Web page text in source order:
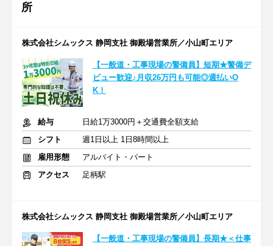
所
株式会社シムックス 静岡支社 御殿場営業所／小山町エリア
【一般道・工事現場の警備員】短期★警備デ
ビュー歓迎♪月収26万円も可能◎週払いO
K！
給与
日給1万3000円＋交通費全額支給
シフト
週1日以上 1日8時間以上
雇用形態
アルバイト・パート
アクセス
足柄駅
株式会社シムックス 静岡支社 御殿場営業所／小山町エリア
【一般道・工事現場の警備員】長期★＜仕事